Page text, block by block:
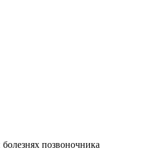
позвоночника